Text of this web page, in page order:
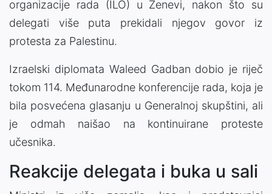
organizacije rada (ILO) u Ženevi, nakon što su
delegati više puta prekidali njegov govor iz
protesta za Palestinu.
Izraelski diplomata Waleed Gadban dobio je riječ
tokom 114. Međunarodne konferencije rada, koja je
bila posvećena glasanju u Generalnoj skupštini, ali
je odmah naišao na kontinuirane proteste
učesnika.
Reakcije delegata i buka u sali